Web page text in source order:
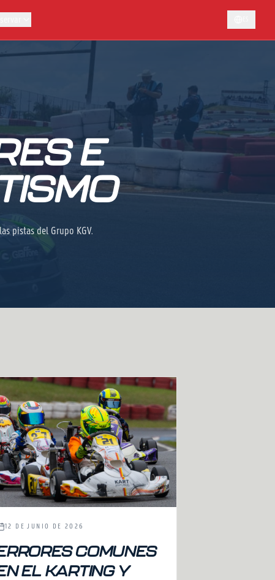
E
pistas del Grupo KGV.
12 DE JUNIO DE 2026
COMUNES
EL KARTING Y